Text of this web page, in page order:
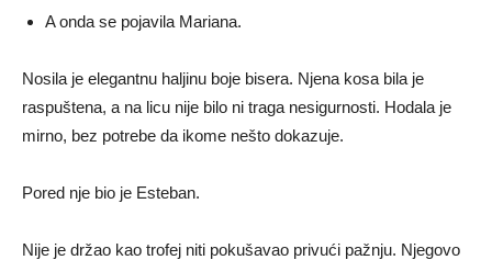
A onda se pojavila Mariana.
Nosila je elegantnu haljinu boje bisera. Njena kosa bila je
raspuštena, a na licu nije bilo ni traga nesigurnosti. Hodala je
mirno, bez potrebe da ikome nešto dokazuje.
Pored nje bio je Esteban.
Nije je držao kao trofej niti pokušavao privući pažnju. Njegovo